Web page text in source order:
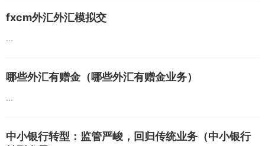
fxcm外汇外汇模拟交
...
哪些外汇有赠金（哪些外汇有赠金业务）
...
中小银行转型：监管严峻，回归传统业务（中小银行